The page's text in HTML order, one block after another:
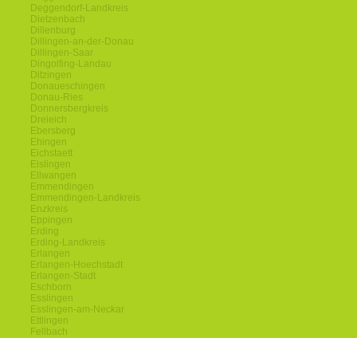
Deggendorf-Landkreis
Dietzenbach
Dillenburg
Dillingen-an-der-Donau
Dillingen-Saar
Dingolfing-Landau
Ditzingen
Donaueschingen
Donau-Ries
Donnersbergkreis
Dreieich
Ebersberg
Ehingen
Eichstaett
Eislingen
Ellwangen
Emmendingen
Emmendingen-Landkreis
Enzkreis
Eppingen
Erding
Erding-Landkreis
Erlangen
Erlangen-Hoechstadt
Erlangen-Stadt
Eschborn
Esslingen
Esslingen-am-Neckar
Ettlingen
Fellbach